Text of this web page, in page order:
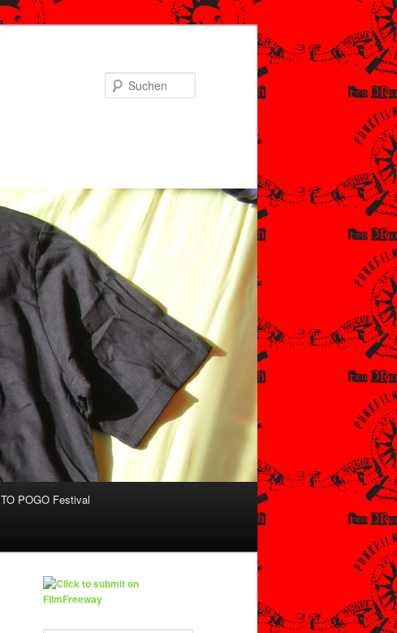
POGO Festival